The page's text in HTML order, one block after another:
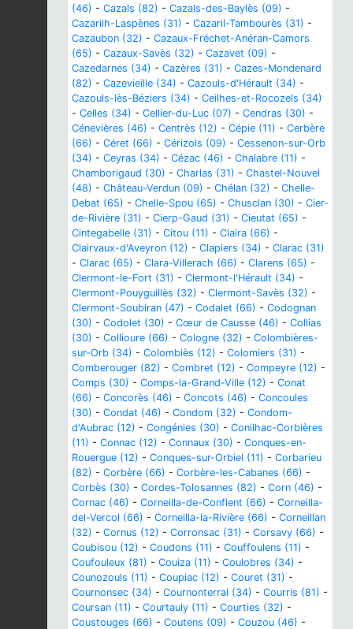
(46) - Cazals (82) - Cazals-des-Baylès (09) -
Cazarilh-Laspènes (31) - Cazaril-Tambourès (31) -
Cazaubon (32) - Cazaux-Fréchet-Anéran-Camors
(65) - Cazaux-Savès (32) - Cazavet (09) -
Cazedarnes (34) - Cazères (31) - Cazes-Mondenard
(82) - Cazevieille (34) - Cazouls-d'Hérault (34) -
Cazouls-lès-Béziers (34) - Ceilhes-et-Rocozels (34)
- Celles (34) - Cellier-du-Luc (07) - Cendras (30) -
Cénevières (46) - Centrès (12) - Cépie (11) - Cerbère
(66) - Céret (66) - Cérizols (09) - Cessenon-sur-Orb
(34) - Ceyras (34) - Cézac (46) - Chalabre (11) -
Chamborigaud (30) - Charlas (31) - Chastel-Nouvel
(48) - Château-Verdun (09) - Chélan (32) - Chelle-
Debat (65) - Chelle-Spou (65) - Chusclan (30) - Cier-
de-Rivière (31) - Cierp-Gaud (31) - Cieutat (65) -
Cintegabelle (31) - Citou (11) - Claira (66) -
Clairvaux-d'Aveyron (12) - Clapiers (34) - Clarac (31)
- Clarac (65) - Clara-Villerach (66) - Clarens (65) -
Clermont-le-Fort (31) - Clermont-l'Hérault (34) -
Clermont-Pouyguillès (32) - Clermont-Savès (32) -
Clermont-Soubiran (47) - Codalet (66) - Codognan
(30) - Codolet (30) - Cœur de Causse (46) - Collias
(30) - Collioure (66) - Cologne (32) - Colombières-
sur-Orb (34) - Colombiès (12) - Colomiers (31) -
Comberouger (82) - Combret (12) - Compeyre (12) -
Comps (30) - Comps-la-Grand-Ville (12) - Conat
(66) - Concorès (46) - Concots (46) - Concoules
(30) - Condat (46) - Condom (32) - Condom-
d'Aubrac (12) - Congénies (30) - Conilhac-Corbières
(11) - Connac (12) - Connaux (30) - Conques-en-
Rouergue (12) - Conques-sur-Orbiel (11) - Corbarieu
(82) - Corbère (66) - Corbère-les-Cabanes (66) -
Corbès (30) - Cordes-Tolosannes (82) - Corn (46) -
Cornac (46) - Corneilla-de-Conflent (66) - Corneilla-
del-Vercol (66) - Corneilla-la-Rivière (66) - Corneillan
(32) - Cornus (12) - Corronsac (31) - Corsavy (66) -
Coubisou (12) - Coudons (11) - Couffoulens (11) -
Coufouleux (81) - Couiza (11) - Coulobres (34) -
Counozouls (11) - Coupiac (12) - Couret (31) -
Cournonsec (34) - Cournonterral (34) - Courris (81) -
Coursan (11) - Courtauly (11) - Courties (32) -
Coustouges (66) - Coutens (09) - Couzou (46) -